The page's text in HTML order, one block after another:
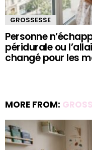
GROSSESSE
Personne
péridurale ou
changé pour les
MORE FROM: